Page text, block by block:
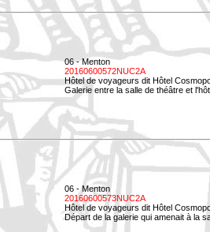
06 - Menton
20160600572NUC2A
Hôtel de voyageurs dit Hôtel
Galerie entre la salle de théâtre et
06 - Menton
20160600573NUC2A
Hôtel de voyageurs dit Hôtel
Départ de la galerie qui amenait à la